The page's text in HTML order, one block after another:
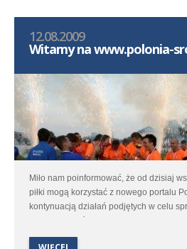
12.08.2009
Witamy na www.polonia-
Miło nam poinformować, że od dzisiaj
piłki mogą korzystać z nowego portalu
kontynuacją działań podjętych w celu
lepszy.